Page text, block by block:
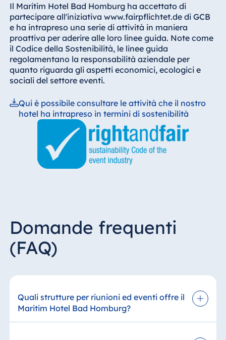
Il Maritim Hotel Bad Homburg ha accettato di
partecipare all'iniziativa www.fairpflichtet.de di GCB
e ha intrapreso una serie di attività in maniera
proattiva per aderire alle loro linee guida. Note come
il Codice della Sostenibilità, le linee guida
regolamentano la responsabilità aziendale per
quanto riguarda gli aspetti economici, ecologici e
sociali del settore eventi.
Qui è possibile consultare le attività che il nostro
hotel ha intrapreso in termini di sostenibilità
Domande frequenti
(FAQ)
Quali strutture per riunioni ed eventi offre il
Maritim Hotel Bad Homburg?